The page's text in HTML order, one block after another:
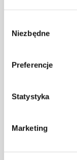
zgody
Niezbędne
Preferencje
Statystyka
Marketing